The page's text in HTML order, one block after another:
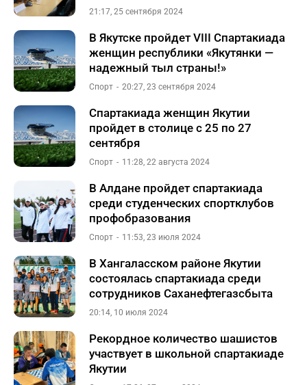
21:17, 25 сентября 2024
В Якутске пройдет VIII Спартакиада
женщин республики «Якутянки —
надежный тыл страны!»
Спорт 20:27, 23 сентября 2024
Спартакиада женщин Якутии
пройдет в столице с 25 по 27
сентября
Спорт 11:28, 22 августа 2024
В Алдане пройдет спартакиада
среди студенческих спортклубов
профобразования
Спорт 11:53, 23 июля 2024
В Хангаласском районе Якутии
состоялась спартакиада среди
сотрудников Саханефтегазсбыта
20:14, 10 июля 2024
Рекордное количество шашистов
участвует в школьной спартакиаде
Якутии